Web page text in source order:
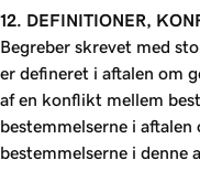
12. DEFINITIONER,
Begreber skrevet med
er defineret i aftalen om
af en konflikt mellem
bestemmelserne i aftalen
bestemmelserne i denne